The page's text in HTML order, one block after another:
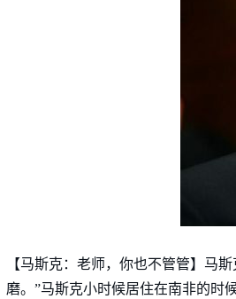
【马斯克：老师，你也不管管】马
磨。”马斯克小时候居住在南非的时